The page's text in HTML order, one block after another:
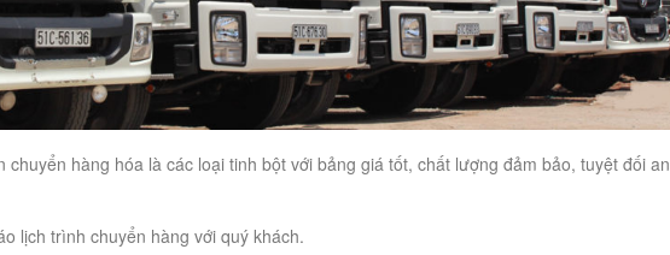
chuyển hàng hóa là các loại tinh bột với bảng giá tốt, chất lượng đảm bảo, tuyệt đối an
lịch trình chuyển hàng với quý khách.